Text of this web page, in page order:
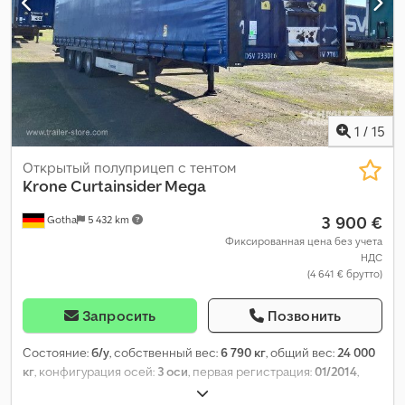
1 / 15
Gotha 5 432 km
Открытый полуприцеп с тентом
KroneCurtainsider Mega
3 900 €
Фиксированная цена без учета
НДС
(4 641 € брутто)
Запросить Позвонить
Состояние:б/у, собственный вес:6 790 кг, общий вес:24 000
кг, конфигурация осей: 3 оси, первая регистрация:01/2014,
13 620 мм